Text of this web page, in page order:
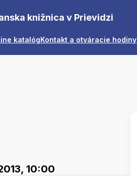
knižnica v Prievidzi
katalógKontakt a otváracie hodiny
10:00